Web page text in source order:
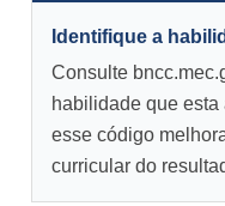
Identifique a
Consulte
habilidade que
esse código
curricular do